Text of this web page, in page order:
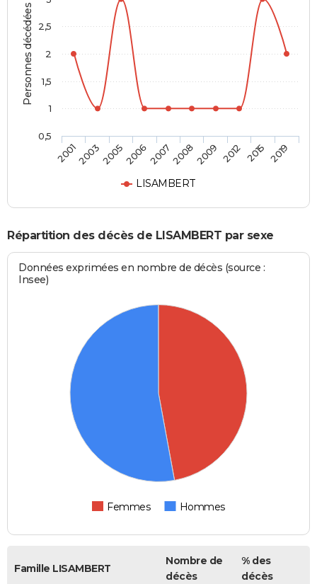
Personnes décédées
LISAMBERT
2001200320052006200720082009 2012 2015 2019
0,5
1
1,5
2
2,5
Répartition des décès de LISAMBERT par sexe
Données exprimées en nombre de décès (source :
Insee)
Femmes Hommes
Famille LISAMBERT
Nombre de
décès
% des
décès